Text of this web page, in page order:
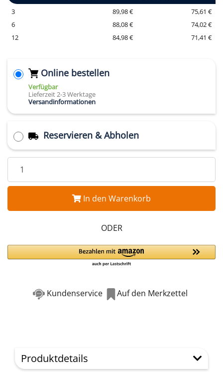
3
89,98 €
75,61 €
6
88,08 €
74,02 €
12
84,98 € 71,41 €
Online bestellen
Verfügbar
Lieferzeit 2-3 Werktage
Versandinformationen
Reservieren & Abholen
In den Warenkorb
ODER
Kundenservice Auf den Merkzettel
Produktdetails